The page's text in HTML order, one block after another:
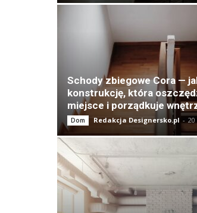
Schody zbiegowe Cora —
konstrukcję, która
miejsce i porządkuje
Dom Redakcja Designersko.pl - 20